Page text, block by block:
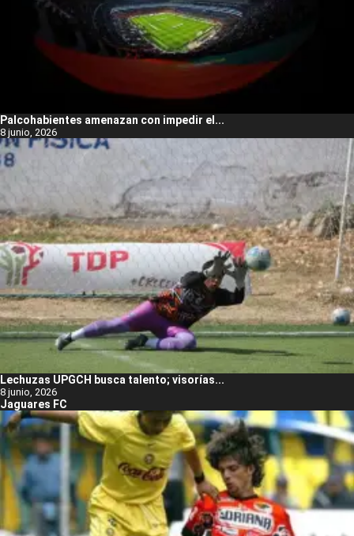
Palcohabientes amenazan con impedir el...
8 junio, 2026
Lechuzas UPGCH busca talento; visorías...
8 junio, 2026
Jaguares FC